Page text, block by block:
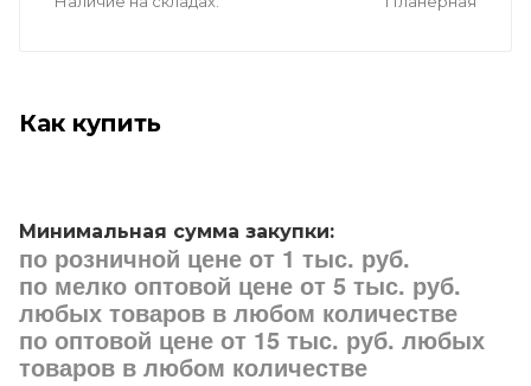
Как купить
Минимальная сумма закупки:
по розничной цене от 1 тыс. руб.
по мелко оптовой цене от 5 тыс. руб.
любых товаров в любом количестве
по оптовой цене от 15 тыс. руб. любых
товаров в любом количестве